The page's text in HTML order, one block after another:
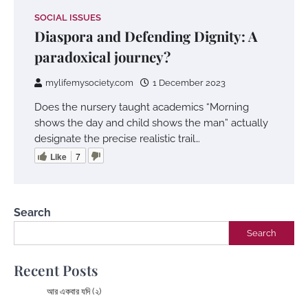
SOCIAL ISSUES
Diaspora and Defending Dignity: A
paradoxical journey?
mylifemysociety.com 1 December 2023
Does the nursery taught academics “Morning
shows the day and child shows the man” actually
designate the precise realistic trail…
Like 7
Search
Search
Recent Posts
আর একবার যদি (২)